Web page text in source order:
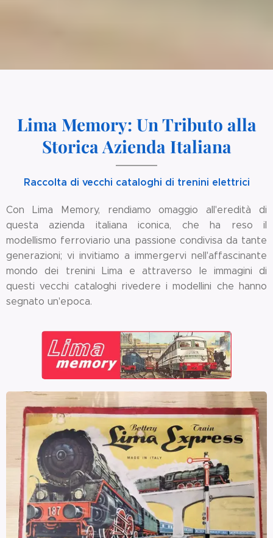
Lima Memory: Un Tributo alla
Storica Azienda Italiana
Raccolta di vecchi cataloghi di trenini elettrici
Con Lima Memory, rendiamo omaggio all'eredità di
questa azienda italiana iconica, che ha reso il
modellismo ferroviario una passione condivisa da tante
generazioni; vi invitiamo a immergervi nell'affascinante
mondo dei trenini Lima e attraverso le immagini di
questi vecchi cataloghi rivedere i modellini che hanno
segnato un'epoca.